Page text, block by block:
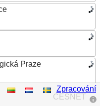
Praze
CESNET
Zpracování